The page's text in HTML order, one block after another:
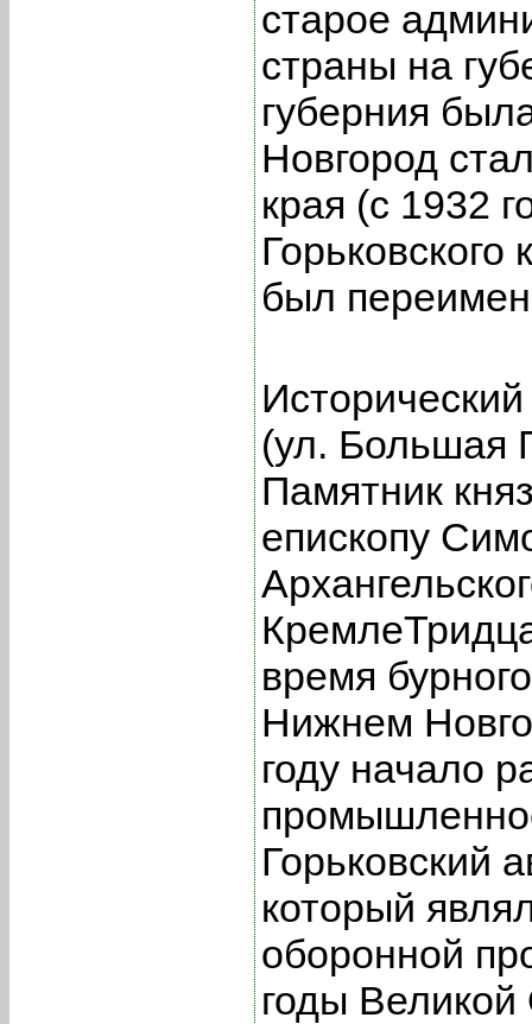
старое
страны на
губерния
Новгород
края (с 1932
Горьковского
был
(ул. Большая
Памятник
епископу
время
Нижнем
году начало
Горьковский
который
оборонной
годы